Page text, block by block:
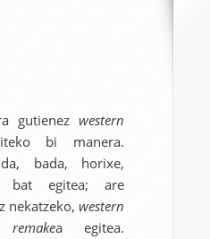
gutienez western
bi manera.
da, bada, horixe,
bat egitea; are
nekatzeko, western
remakea egitea.